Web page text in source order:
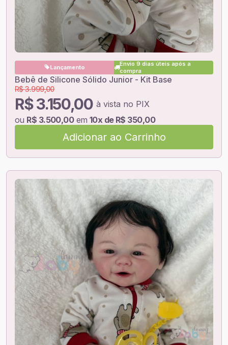
Lançamento
Envio 9 dias úteis após a
compra
Bebê de Silicone Sólido Junior - Kit Base
R$ 3.150,00 à vista no PIX
R$ 3.999,00
ou R$ 3.500,00em 10x de R$ 350,00
Adicionar ao Carrinho